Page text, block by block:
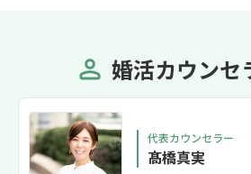
婚活カウンセ
代表カウンセラー
髙橋真実